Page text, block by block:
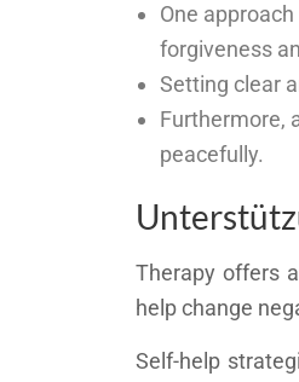
One
forgiveness
Setting clear
Furthermore,
peacefully.
Therapy offers
help change
Self-help